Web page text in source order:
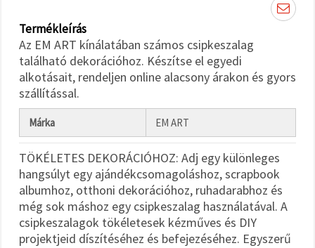
mindet
Beállítások
Termékleírás
Az EM ART kínálatában számos csipkeszalag
található dekorációhoz. Készítse el egyedi
alkotásait, rendeljen online alacsony árakon és gyors
szállítással.
Márka EM ART
TÖKÉLETES DEKORÁCIÓHOZ: Adj egy különleges
hangsúlyt egy ajándékcsomagoláshoz, scrapbook
albumhoz, otthoni dekorációhoz, ruhadarabhoz és
még sok máshoz egy csipkeszalag használatával. A
csipkeszalagok tökéletesek kézműves és DIY
projektjeid díszítéséhez és befejezéséhez. Egyszerű